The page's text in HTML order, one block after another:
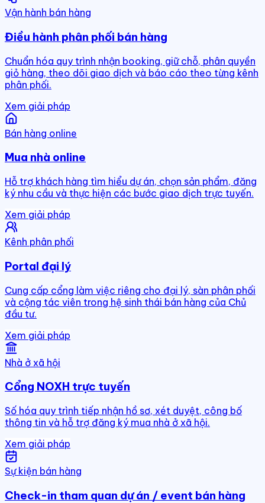
Vận hành bán hàng
Điều hành phân phối bán hàng
Chuẩn hóa quy trình nhận booking, giữ chỗ, phân quyền
giỏ hàng, theo dõi giao dịch và báo cáo theo từng kênh
phân phối.
Xem giải pháp
Bán hàng online
Mua nhà online
Hỗ trợ khách hàng tìm hiểu dự án, chọn sản phẩm, đăng
ký nhu cầu và thực hiện các bước giao dịch trực tuyến.
Xem giải pháp
Kênh phân phối
Portal đại lý
Cung cấp cổng làm việc riêng cho đại lý, sàn phân phối
và cộng tác viên trong hệ sinh thái bán hàng của Chủ
đầu tư.
Xem giải pháp
Nhà ở xã hội
Cổng NOXH trực tuyến
Số hóa quy trình tiếp nhận hồ sơ, xét duyệt, công bố
thông tin và hỗ trợ đăng ký mua nhà ở xã hội.
Xem giải pháp
Sự kiện bán hàng
Check-in tham quan dự án / event bán hàng